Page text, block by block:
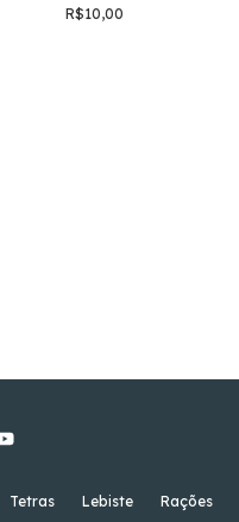
R$10,00
Tetras Lebiste Rações